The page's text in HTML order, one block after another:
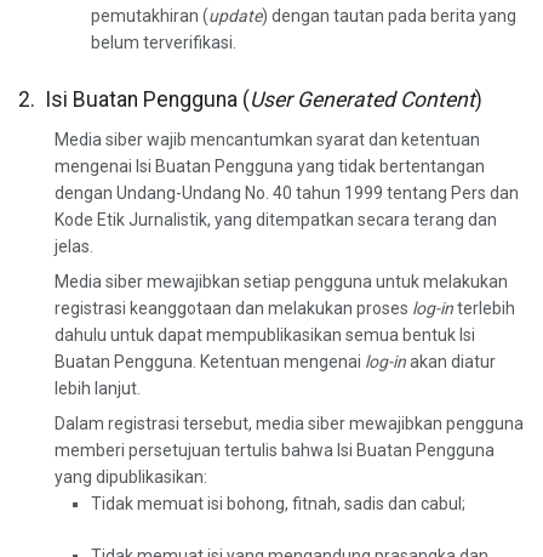
pemutakhiran (update) dengan tautan pada berita yang
belum terverifikasi.
2. Isi Buatan Pengguna (User Generated Content)
Media siber wajib mencantumkan syarat dan ketentuan
mengenai Isi Buatan Pengguna yang tidak bertentangan
dengan Undang-Undang No. 40 tahun 1999 tentang Pers dan
Kode Etik Jurnalistik, yang ditempatkan secara terang dan
jelas.
Media siber mewajibkan setiap pengguna untuk melakukan
registrasi keanggotaan dan melakukan proses log-interlebih
dahulu untuk dapat mempublikasikan semua bentuk Isi
Buatan Pengguna. Ketentuan mengenai log-inakan diatur
lebih lanjut.
Dalam registrasi tersebut, media siber mewajibkan pengguna
memberi persetujuan tertulis bahwa Isi Buatan Pengguna
yang dipublikasikan:
Tidak memuat isi bohong, fitnah, sadis dan cabul;